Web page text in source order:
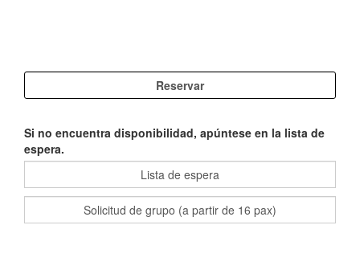
Si no encuentra disponibilidad, apúntese en la lista de
espera.